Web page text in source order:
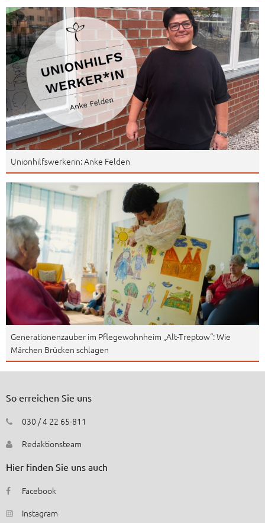
Unionhilfswerkerin: Anke Felden
Generationenzauber im Pflegewohnheim „Alt-Treptow“: Wie
Märchen Brücken schlagen
So erreichen Sie uns
030 / 4 22 65-811
Redaktionsteam
Hier finden Sie uns auch
Facebook
Instagram